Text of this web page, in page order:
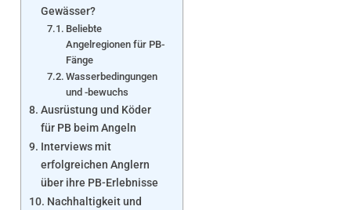
Gewässer?
Beliebte
Angelregionen für PB-
Fänge
Wasserbedingungen
und -bewuchs
Ausrüstung und Köder
für PB beim Angeln
Interviews mit
erfolgreichen Anglern
über ihre PB-Erlebnisse
Nachhaltigkeit und